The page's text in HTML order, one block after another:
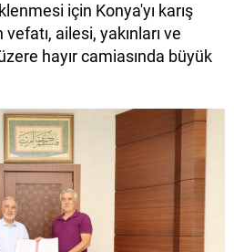
için Konya'yı karış
ailesi, yakınları ve
hayır camiasında büyük